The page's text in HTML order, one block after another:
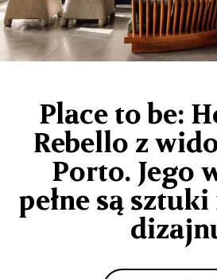
Place to be:
Rebello z
Porto. Jego
pełne są